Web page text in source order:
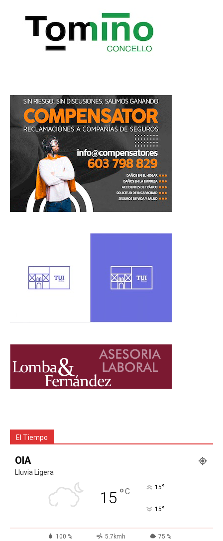
El Tiempo
OIA
Lluvia Ligera
15 °C 15°
15°
100 % 5.7kmh 75 %